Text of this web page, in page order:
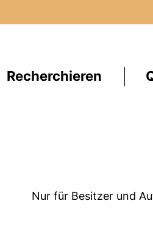
Recherchieren
Nur für Besitzer und